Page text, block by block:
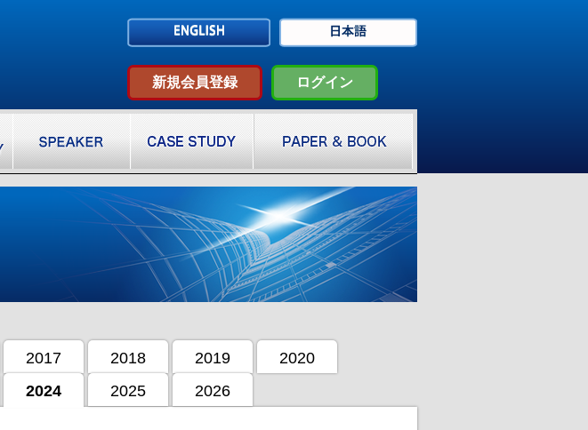
新規会員登録 ログイン
2017 2018 2019
2020
2024 2025 2026